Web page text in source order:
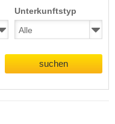
Unterkunftstyp
suchen